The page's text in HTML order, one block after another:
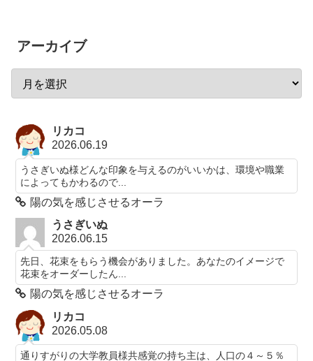
アーカイブ
リカコ
2026.06.19
うさぎいぬ様どんな印象を与えるのがいいかは、環境や職業
によってもかわるので...
陽の気を感じさせるオーラ
うさぎいぬ
2026.06.15
先日、花束をもらう機会がありました。あなたのイメージで
花束をオーダーしたん...
陽の気を感じさせるオーラ
リカコ
2026.05.08
通りすがりの大学教員様共感覚の持ち主は、人口の４～５％